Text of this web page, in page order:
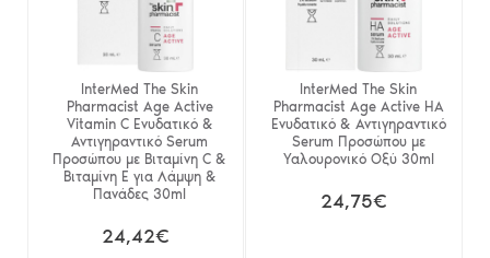
InterMed The Skin
Pharmacist Αge Active
Vitamin C Ενυδατικό &
Αντιγηραντικό Serum
Προσώπου με Βιταμίνη C &
Βιταμίνη E για Λάμψη &
Πανάδες 30ml
24,42€
InterMed The Skin
Pharmacist Age Active HA
Ενυδατικό & Αντιγηραντικό
Serum Προσώπου με
Υαλουρονικό Οξύ 30ml
24,75€